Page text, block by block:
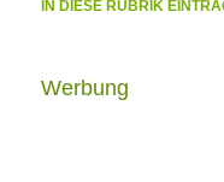
IN DIESE RUBRIK
Werbung